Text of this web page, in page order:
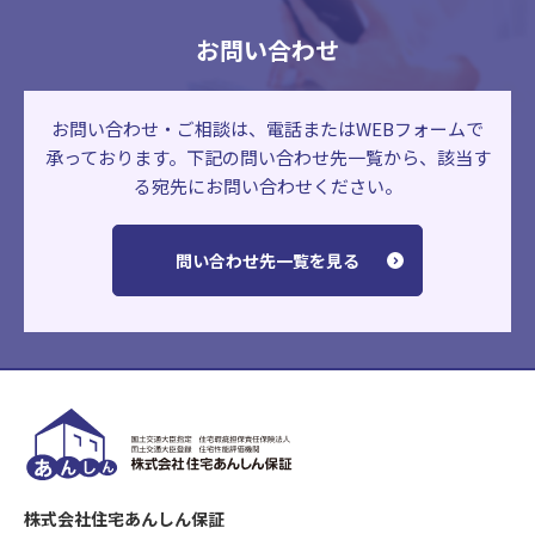
お問い合わせ
お問い合わせ・ご相談は、電話またはWEBフォームで
承っております。 下記の問い合わせ先一覧から、該当す
る宛先にお問い合わせください。
問い合わせ先一覧を見る
株式会社住宅あんしん保証